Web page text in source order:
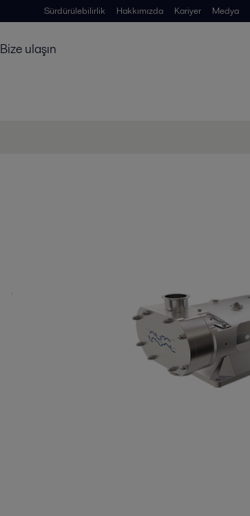
Sürdürülebilirlik Hakkımızda Kariyer Medya
Bize ulaşın